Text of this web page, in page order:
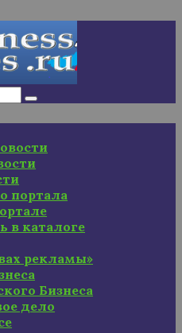
портала
в каталоге
рекламы»
Бизнеса
дело